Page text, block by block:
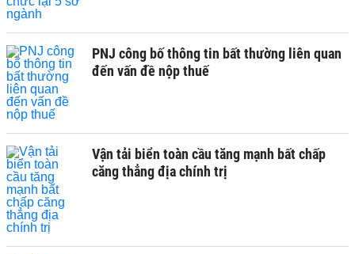
PNJ công bố thông tin bất thường liên quan
đến vấn đề nộp thuế
Vận tải biển toàn cầu tăng mạnh bất chấp
căng thẳng địa chính trị